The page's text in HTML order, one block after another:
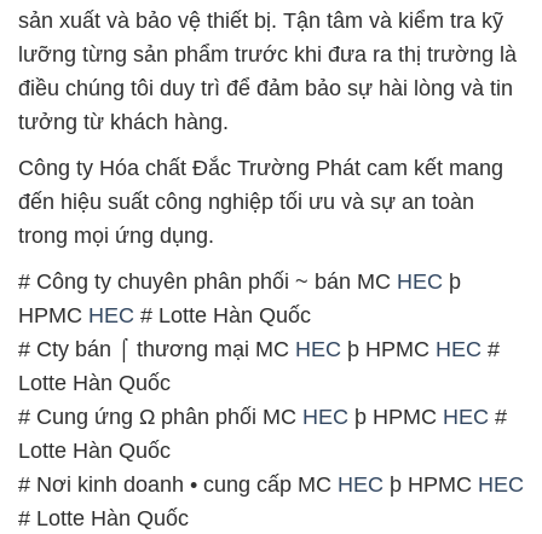
sản xuất và bảo vệ thiết bị. Tận tâm và kiểm tra kỹ
lưỡng từng sản phẩm trước khi đưa ra thị trường là
điều chúng tôi duy trì để đảm bảo sự hài lòng và tin
tưởng từ khách hàng.
Công ty Hóa chất Đắc Trường Phát cam kết mang
đến hiệu suất công nghiệp tối ưu và sự an toàn
trong mọi ứng dụng.
# Công ty chuyên phân phối ~ bán MC HEC þ
HPMC HEC # Lotte Hàn Quốc
# Cty bán ⌠ thương mại MC HEC þ HPMC HEC #
Lotte Hàn Quốc
# Cung ứng Ω phân phối MC HEC þ HPMC HEC #
Lotte Hàn Quốc
# Nơi kinh doanh • cung cấp MC HEC þ HPMC HEC
# Lotte Hàn Quốc